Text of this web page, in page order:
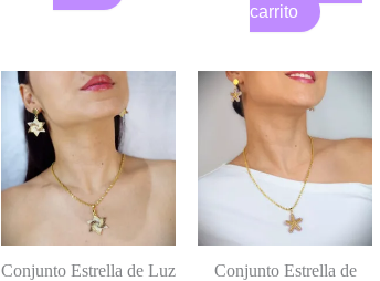
carrito
Conjunto Estrella de Luz
Conjunto Estrella de